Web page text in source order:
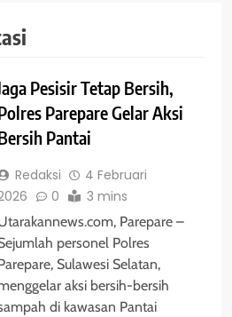
Pesisir Tetap Bersih,
Parepare Gelar Aksi
Pantai
Redaksi
4 Februari
0 3 mins
Parepare –
personel Polres
Sulawesi Selatan,
aksi bersih-bersih
di kawasan Pantai